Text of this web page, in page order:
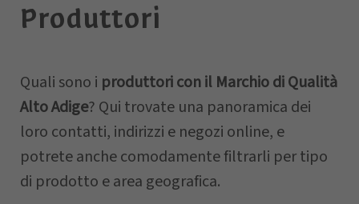
Produttori
Quali sono i produttori con il Marchio di Qualità
Alto Adige? Qui trovate una panoramica dei
loro contatti, indirizzi e negozi online, e
potrete anche comodamente filtrarli per tipo
di prodotto e area geografica.